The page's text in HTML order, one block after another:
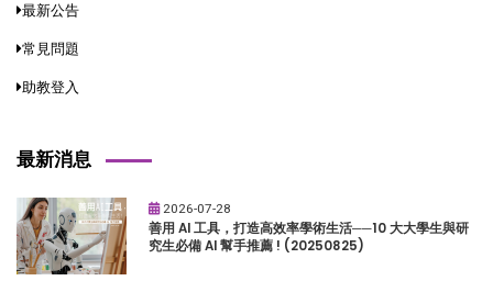
最新公告
常見問題
助教登入
最新消息
2026-07-28
善用 AI 工具，打造高效率學術生活──10 大大學生與研
究生必備 AI 幫手推薦 ! (20250825)